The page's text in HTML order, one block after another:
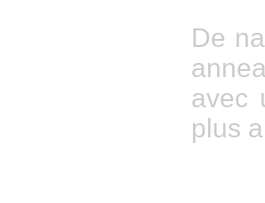
De
avec
plus